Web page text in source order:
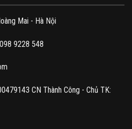
Mai - Hà Nội
9228 548
CN Thành Công - Chủ TK: